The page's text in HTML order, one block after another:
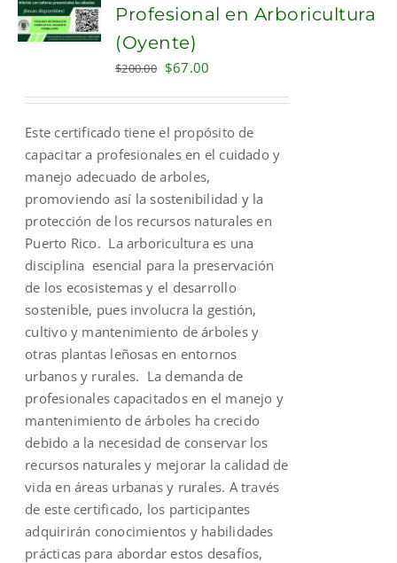
CART
Profesional en Arboricultura
(Oyente)
$200.00 Original
$200.00.
$67.00
$67.00.
Este certificado tiene el propósito de
capacitar a profesionales en el cuidado y
manejo adecuado de arboles,
promoviendo así la sostenibilidad y la
protección de los recursos naturales en
Puerto Rico. La arboricultura es una
disciplina esencial para la preservación
de los ecosistemas y el desarrollo
sostenible, pues involucra la gestión,
cultivo y mantenimiento de árboles y
otras plantas leñosas en entornos
urbanos y rurales. La demanda de
profesionales capacitados en el manejo y
mantenimiento de árboles ha crecido
debido a la necesidad de conservar los
recursos naturales y mejorar la calidad de
vida en áreas urbanas y rurales. A través
de este certificado, los participantes
adquirirán conocimientos y habilidades
prácticas para abordar estos desafíos,